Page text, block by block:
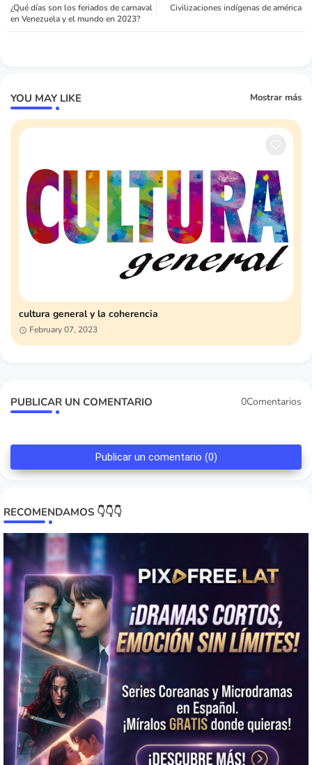
Civilizaciones indígenas de américa
¿Qué días son los feriados de carnaval
en Venezuela y el mundo en 2023?
YOU MAY LIKE Mostrar más
cultura general y la coherencia
February 07, 2023
PUBLICAR UN COMENTARIO 0Comentarios
Publicar un comentario (0)
RECOMENDAMOS 👇👇👇